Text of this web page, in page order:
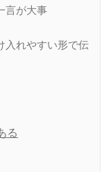
言が大事
入れやすい形で伝
る